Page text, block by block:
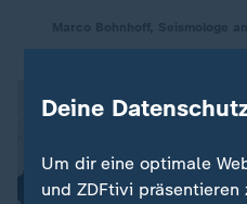
Deine
Um dir eine optimale
und ZDFtivi